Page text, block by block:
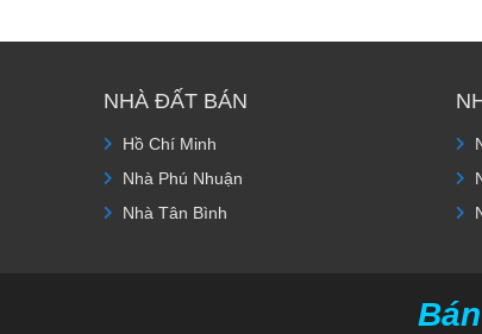
NHÀ ĐẤT BÁN
Hồ Chí Minh
Nhà Phú Nhuận
Nhà Tân Bình